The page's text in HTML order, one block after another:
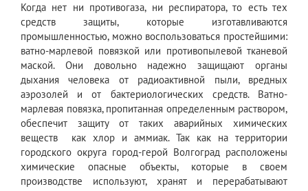
Когда нет ни противогаза, ни респиратора, то есть тех
средств защиты, которые изготавливаются
промышленностью, можно воспользоваться простейшими:
ватно-марлевой повязкой или противопылевой тканевой
маской. Они довольно надежно защищают органы
дыхания человека от радиоактивной пыли, вредных
аэрозолей и от бактериологических средств. Ватно-
марлевая повязка, пропитанная определенным раствором,
обеспечит защиту от таких аварийных химических
веществ как хлор и аммиак. Так как на территории
городского округа город-герой Волгоград расположены
химические опасные объекты, которые в своем
производстве используют, хранят и перерабатывают